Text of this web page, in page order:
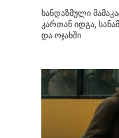
ხანდაზმული
კართან იდგა,
და ოჯახში